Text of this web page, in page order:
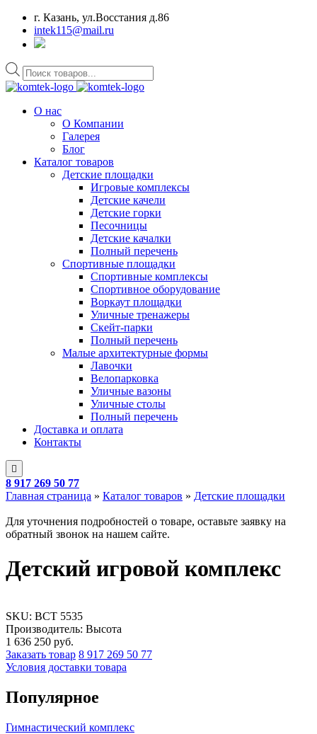
г. Казань, ул.Восстания д.86
intek115@mail.ru
Поиск
товаров
О нас
О Компании
Галерея
Блог
Каталог товаров
Детские площадки
Игровые комплексы
Детские качели
Детские горки
Песочницы
Детские качалки
Полный перечень
Спортивные площадки
Спортивные комплексы
Спортивное оборудование
Воркаут площадки
Уличные тренажеры
Скейт-парки
Полный перечень
Малые архитектурные формы
Лавочки
Велопарковка
Уличные вазоны
Уличные столы
Полный перечень
Доставка и оплата
Контакты
8 917 269 50 77
Главная страница » Каталог товаров » Детские площадки
Для уточнения подробностей о товаре, оставьте заявку на
обратный звонок на нашем сайте.
Детский игровой комплекс
SKU: ВСТ 5535
Производитель: Высота
1 636 250 руб.
Заказать товар 8 917 269 50 77
Условия доставки товара
Популярное
Гимнастический комплекс